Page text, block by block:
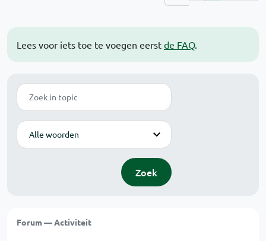
Lees voor iets toe te voegen eerst de FAQ.
Zoek
Modus
Zoek
Forum — Activiteit